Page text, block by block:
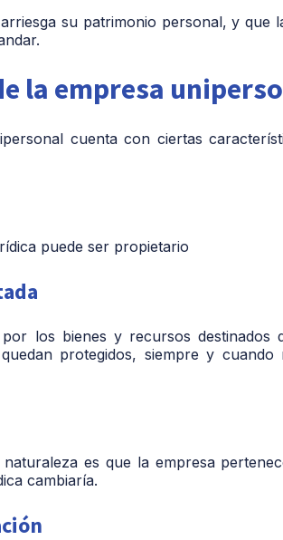
su patrimonio personal, y que
la empresa
cuenta con ciertas
puede ser propietario
los bienes y recursos
protegidos, siempre y
es que la empresa
cambiaría.